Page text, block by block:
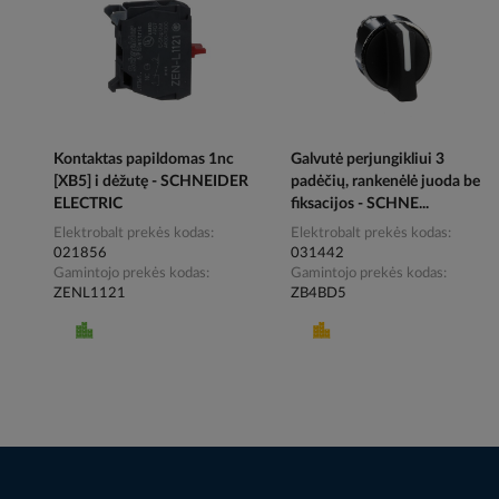
Kontaktas papildomas 1nc
[XB5] i dėžutę - SCHNEIDER
ELECTRIC
Elektrobalt prekės kodas
021856
Gamintojo prekės kodas
ZENL1121
Galvutė perjungikliui 3
padėčių, rankenėlė juoda be
fiksacijos - SCHNE...
Elektrobalt prekės kodas
031442
Gamintojo prekės kodas
ZB4BD5